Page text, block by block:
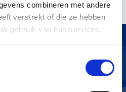
combineren met andere
verstrekt of die ze hebben
gebruik van hun services.